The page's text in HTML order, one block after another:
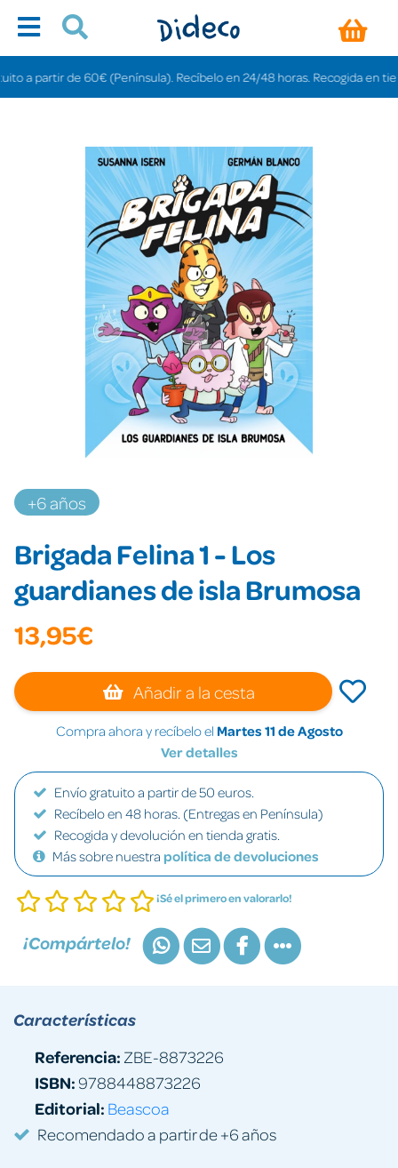
partir de 60€ (Península). Recíbelo en 24/48 horas. Recogida en tiendas
+6 años
Brigada Felina 1 - Los
guardianes de isla Brumosa
13,95€
Añadir a la cesta
Compra ahora y recíbelo el Martes 11 de Agosto
Ver detalles
Envío gratuito a partir de 50 euros.
Recíbelo en 48 horas. (Entregas en Península)
Recogida y devolución en tienda gratis.
Más sobre nuestra política de devoluciones
¡Sé el primero en valorarlo!
¡Compártelo!
Características
Referencia: ZBE-8873226
ISBN:9788448873226
Editorial: Beascoa
Recomendado a partir de +6 años